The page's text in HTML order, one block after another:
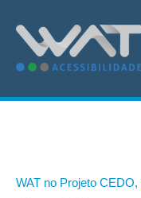
WAT no Projeto